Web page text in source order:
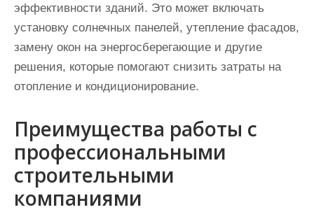
эффективности зданий. Это может включать
установку солнечных панелей, утепление фасадов,
замену окон на энергосберегающие и другие
решения, которые помогают снизить затраты на
отопление и кондиционирование.
Преимущества работы с
профессиональными
строительными
компаниями